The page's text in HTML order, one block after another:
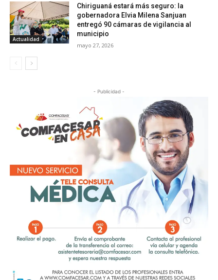
Actualidad
Chiriguaná estará más seguro: la
gobernadora Elvia Milena Sanjuan
entregó 90 cámaras de vigilancia al
municipio
mayo 27, 2026
- Publicidad -